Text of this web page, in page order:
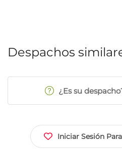
Despachos
¿Es su
Iniciar Sesión